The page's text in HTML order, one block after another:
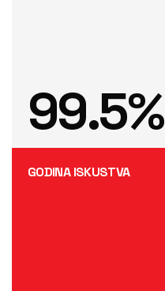
99.5%
GODINA ISKUSTVA